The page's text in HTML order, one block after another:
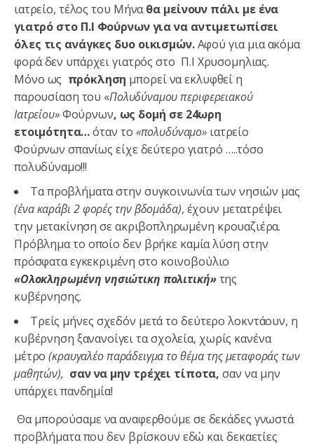
ιατρείο, τέλος του Μήναθα μείνουν πάλι με ένα
γιατρό στο Π.Ι Φούρνων για να αντιμετωπίσει
όλες τις ανάγκες δυο οικισμών.Αφού για μια ακόμα
φορά δεν υπάρχει γιατρός στο Π.Ι Χρυσομηλιας.
Μόνο ως πρόκληση μπορεί να εκλυφθεί η
παρουσίαση του «Πολυδύναμου περιφερειακού
Ιατρείου»Φούρνων, ως δομή σε 24ωρη
ετοιμότητα…όταν το «πολυδύναμο»ιατρείο
Φούρνων σπανίως είχε δεύτερο γιατρό …..τόσο
πολυδύναμο!!!
Τα προβλήματα στην συγκοινωνία των νησιών μας
(ένα καράβι 2 φορές την βδομάδα), έχουν μετατρέψει
την μετακίνηση σε ακριβοπληρωμένη κρουαζιέρα.
Πρόβλημα το οποίο δεν βρήκε καμία λύση στην
πρόσφατα εγκεκριμένη στο κοινοβούλιο
«Ολοκληρωμένη νησιώτικη πολιτική»της
κυβέρνησης.
Τρείς μήνες σχεδόν μετά το δεύτερο λοκντάουν, η
κυβέρνηση ξανανοίγει τα σχολεία, χωρίς κανένα
μέτρο(κραυγαλέο παράδειγμα το θέμα της μεταφοράς των
μαθητών), σαν να μην τρέχει τίποτα, σαν να μην
υπάρχει πανδημία!
Θα μπορούσαμε να αναφερθούμε σε δεκάδες γνωστά
προβλήματα που δεν βρίσκουν εδώ και δεκαετίες